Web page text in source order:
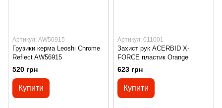
Артикул: AW56915
Грузики керма Leoshi Chrome
Reflect AW56915
520 грн
Купити
Артикул: 011001
Захист рук ACERBID X-
FORCE пластик Orange
623 грн
Купити